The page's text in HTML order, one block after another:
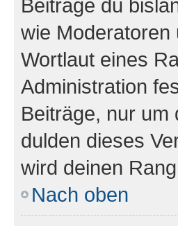
Beiträge du
wie Moderatoren
Wortlaut eines
Administration
Beiträge, nur
dulden dieses
wird deinen
Nach oben